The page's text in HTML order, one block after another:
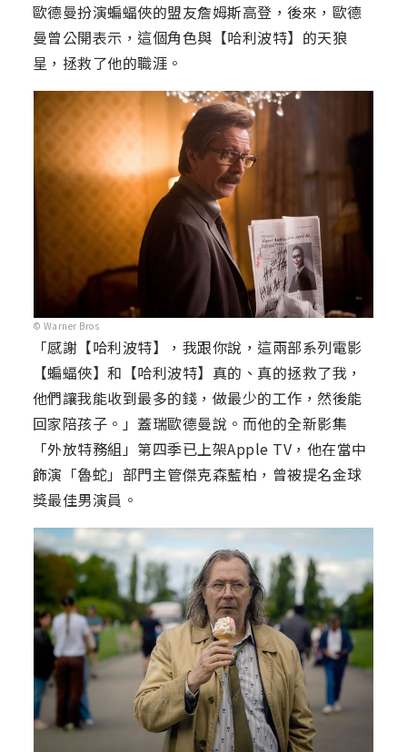
歐德曼扮演蝙蝠俠的盟友詹姆斯高登，後來，歐德
曼曾公開表示，這個角色與【哈利波特】的天狼
星，拯救了他的職涯。
© Warner Bros
「感謝【哈利波特】，我跟你說，這兩部系列電影
【蝙蝠俠】和【哈利波特】真的、真的拯救了我，
他們讓我能收到最多的錢，做最少的工作，然後能
回家陪孩子。」蓋瑞歐德曼說。而他的全新影集
「外放特務組」第四季已上架Apple TV，他在當中
飾演「魯蛇」部門主管傑克森藍柏，曾被提名金球
獎最佳男演員。